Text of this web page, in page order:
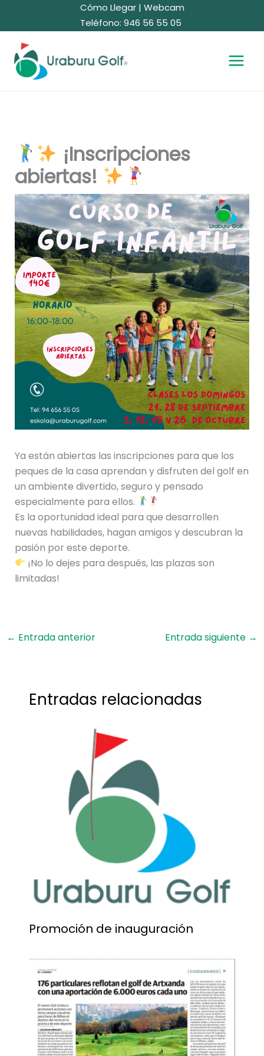
Cómo Llegar| Webcam
Teléfono: 946 56 55 05
¡Inscripciones
abiertas!
Ya están abiertas las inscripciones para que los
peques de la casa aprendan y disfruten del golf en
un ambiente divertido, seguro y pensado
especialmente para ellos.
Es la oportunidad ideal para que desarrollen
nuevas habilidades, hagan amigos y descubran la
pasión por este deporte.
¡No lo dejes para después, las plazas son
limitadas!
← Entrada anterior Entrada siguiente →
Entradas relacionadas
Promoción de inauguración